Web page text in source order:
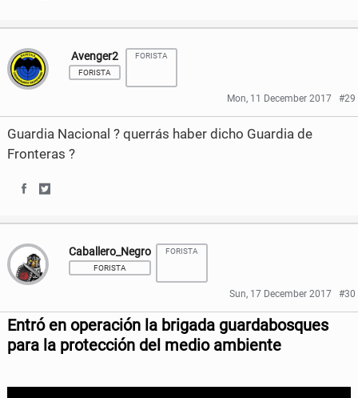
a
r
e
e
b
o
a
r
e
i
t
t
e
Avenger2
FORISTA
FORISTA
Mon, 11 December 2017 #29
Guardia Nacional ? querrás haber dicho Guardia de
Fronteras ?
h
r
e
o
h
a
r
e
o
Caballero_Negro
FORISTA
FORISTA
Sun, 17 December 2017 #30
Entró en operación la brigada guardabosques
para la protección del medio ambiente